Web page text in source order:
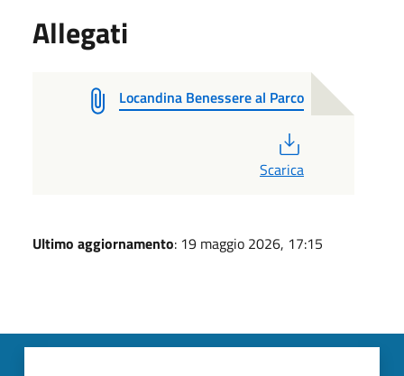
Allegati
Locandina Benessere al Parco
Scarica
Ultimo aggiornamento: 19 maggio 2026, 17:15